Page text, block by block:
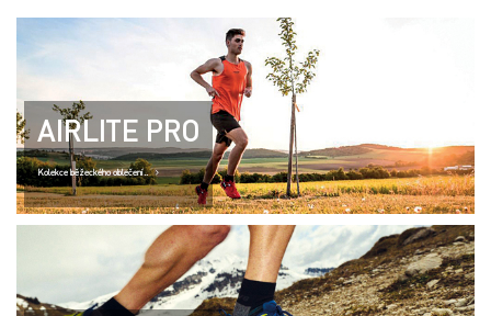
AIRLITE PRO
Kolekce běžeckého oblečení..